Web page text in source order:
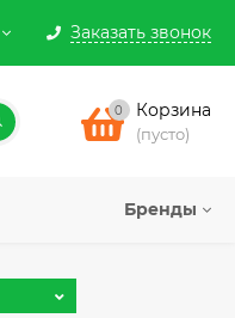
Заказать звонок
0 Корзина
(пусто)
Бренды